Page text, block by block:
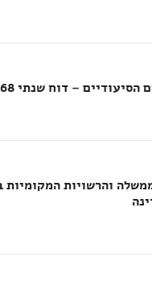
– דוח שנתי 68א